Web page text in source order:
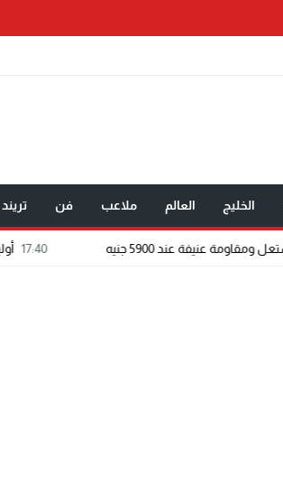
الخليج العالم ملاعب فن تريند
17:40 أوليغ أباكوموف.. 12 عامًا من الطب تحولت إلى رسالة في الوقاية وصناعة حياة أكثر صحة